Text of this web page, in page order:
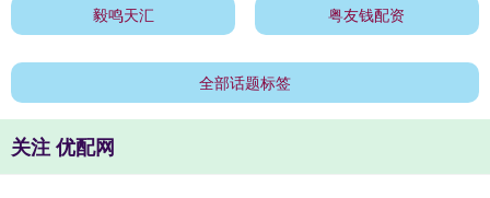
毅鸣天汇 粤友钱配资
全部话题标签
关注 优配网